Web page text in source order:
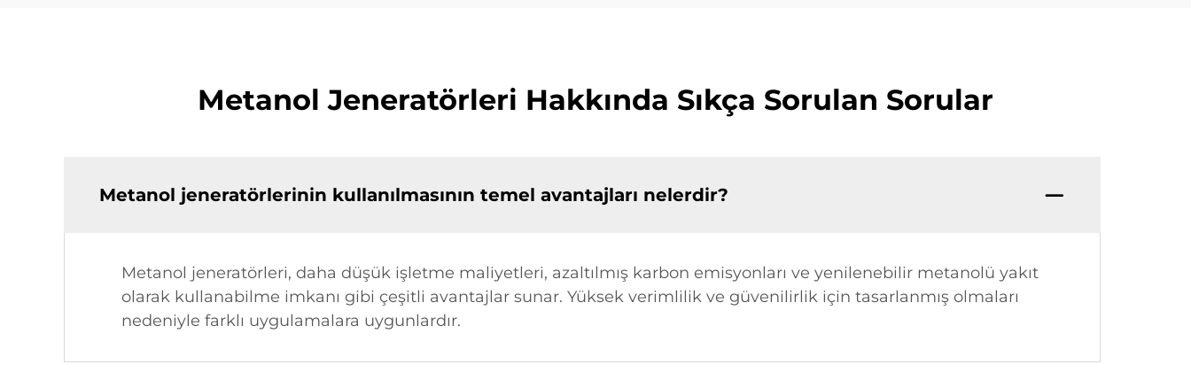
Metanol Jeneratörleri Hakkında Sıkça Sorulan Sorular
Metanol jeneratörlerinin kullanılmasının temel avantajları nelerdir?
Metanol jeneratörleri, daha düşük işletme maliyetleri, azaltılmış karbon emisyonları ve yenilenebilir metanolü yakıt
olarak kullanabilme imkanı gibi çeşitli avantajlar sunar. Yüksek verimlilik ve güvenilirlik için tasarlanmış olmaları
nedeniyle farklı uygulamalara uygunlardır.